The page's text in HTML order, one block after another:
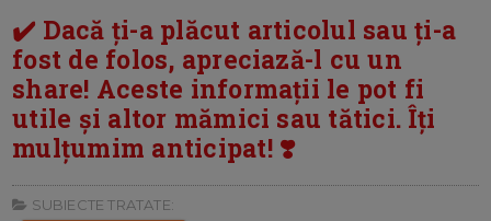
✔️ Dacă ți-a plăcut articolul sau ți-a
fost de folos, apreciază-l cu un
share! Aceste informații le pot fi
utile și altor mămici sau tătici. Îți
mulțumim anticipat! ❣️
SUBIECTE TRATATE: